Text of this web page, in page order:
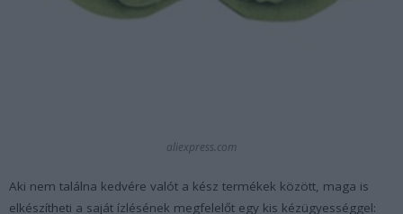
aliexpress.com
Aki nem találna kedvére valót a kész termékek között, maga is
elkészítheti a saját ízlésének megfelelőt egy kis kézügyességgel: